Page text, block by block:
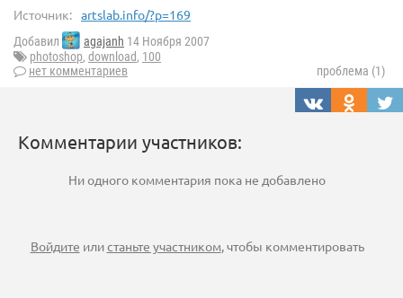
Источник: artslab.info/?p=169
Добавил agajanh 14 Ноября 2007
photoshop, download, 100
нет комментариев
проблема (1)
Комментарии участников:
Ни одного комментария пока не добавлено
Войдите илистаньте участником, чтобы комментировать